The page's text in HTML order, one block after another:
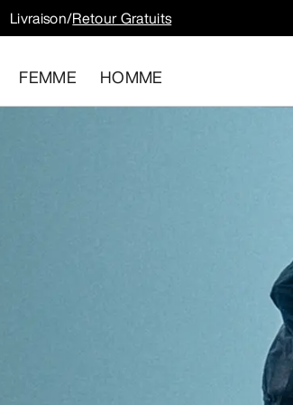
Livraison/Retour Gratuits
FEMME HOMME